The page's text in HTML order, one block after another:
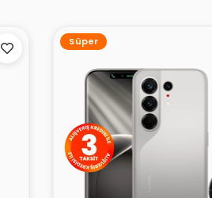
Süper